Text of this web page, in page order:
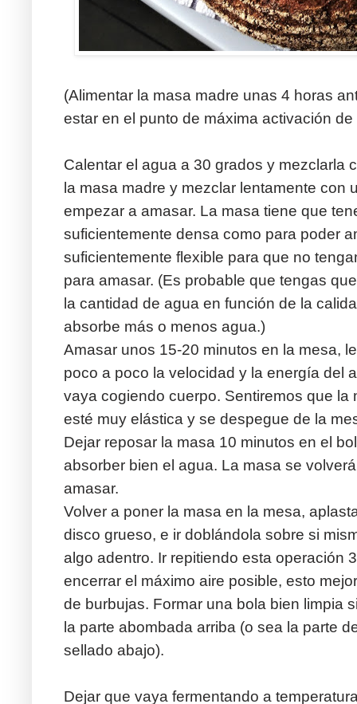
(Alimentar la masa madre unas 4 horas
estar en el punto de máxima activación
Calentar el agua a 30 grados y mezclarla
la masa madre y mezclar lentamente con
empezar a amasar. La masa tiene que
suficientemente densa como para poder
suficientemente flexible para que no
para amasar. (Es probable que tengas
la cantidad de agua en función de la
absorbe más o menos agua.)
Amasar unos 15-20 minutos en la mesa,
poco a poco la velocidad y la energía del
vaya cogiendo cuerpo. Sentiremos que la
esté muy elástica y se despegue de la
Dejar reposar la masa 10 minutos en el
absorber bien el agua. La masa se
amasar.
Volver a poner la masa en la mesa,
disco grueso, e ir doblándola sobre si
algo adentro. Ir repitiendo esta operación
encerrar el máximo aire posible, esto
de burbujas. Formar una bola bien limpia
la parte abombada arriba (o sea la parte
sellado abajo).
Dejar que vaya fermentando a